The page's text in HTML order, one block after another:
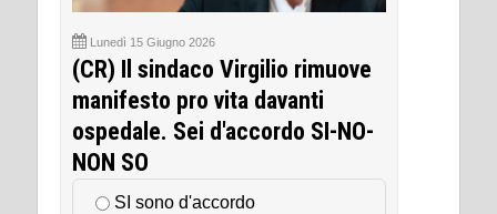
Lunedì 15 Giugno 2026
(CR) Il sindaco Virgilio rimuove
manifesto pro vita davanti
ospedale. Sei d'accordo SI-NO-
NON SO
SI sono d'accordo